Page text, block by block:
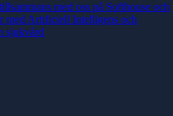
med oss på Softhouse och
med Artificiell Intelligens och
sjukvård